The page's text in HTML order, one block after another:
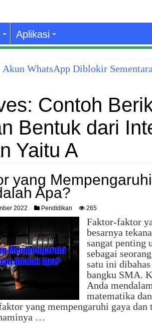
Aplikasi
Akun WhatsApp Diblokir
Contoh
Bentuk dari
Yaitu A
yang
Apa?
2022 Pendidikan 265
Faktor-faktor
besarnya
sangat penting
sebagai
satu ini
bangku SMA.
Anda
matematika
yang mempengaruhi gaya dan
…